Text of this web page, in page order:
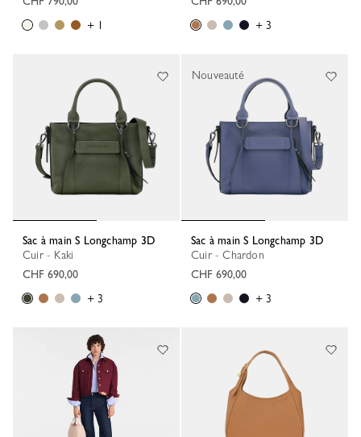
+ 1
+ 3
Sac à main S Longchamp 3D
Cuir - Kaki
CHF 690,00
+ 3
Sac à main S Longchamp 3D
Cuir - Chardon
CHF 690,00
+ 3
Nouveauté